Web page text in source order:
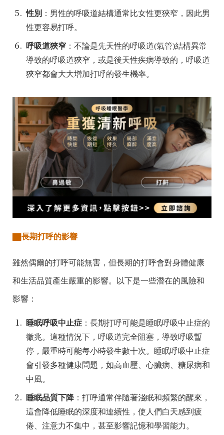
性別 ：男性的呼吸道結構通常比女性更狹窄，因此男
性更容易打呼。
呼吸道狹窄：不論是先天性的呼吸道(氣管)結構異常
導致的呼吸道狹窄，或是後天性疾病導致的，呼吸道
狹窄都會大大增加打呼的發生機率。
▇長期打呼的影響
雖然偶爾的打呼可能無害，但長期的打呼會對身體健康
和生活品質產生嚴重的影響。以下是一些潛在的風險和
影響：
睡眠呼吸中止症：長期打呼可能是睡眠呼吸中止症的
徵兆。這種情況下，呼吸道完全阻塞，導致呼吸暫
停，嚴重時可能每小時發生數十次。睡眠呼吸中止症
會引發多種健康問題，如高血壓、心臟病、糖尿病和
中風。
睡眠品質下降：打呼通常伴隨著淺眠和頻繁的醒來，
這會降低睡眠的深度和連續性，使人們白天感到疲
倦、注意力不集中，甚至影響記憶和學習能力。